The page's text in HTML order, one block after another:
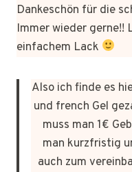
Dankeschön für die
Immer wieder gerne!!
einfachem Lack
Also ich finde es
und french Gel
muss man 1€
man kurzfristig
auch zum